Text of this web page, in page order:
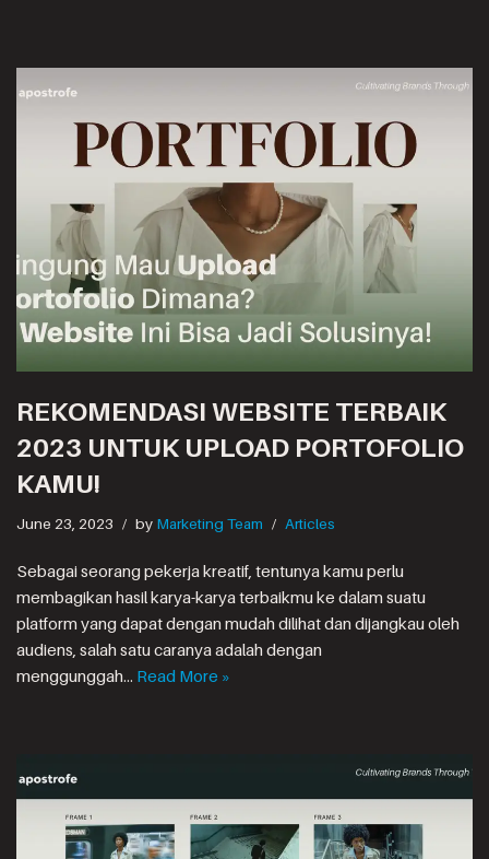
REKOMENDASI WEBSITE TERBAIK
2023 UNTUK UPLOAD PORTOFOLIO
KAMU!
June 23, 2023 by Marketing Team Articles
Sebagai seorang pekerja kreatif, tentunya kamu perlu
membagikan hasil karya-karya terbaikmu ke dalam suatu
platform yang dapat dengan mudah dilihat dan dijangkau oleh
audiens, salah satu caranya adalah dengan
menggunggah… Read More »